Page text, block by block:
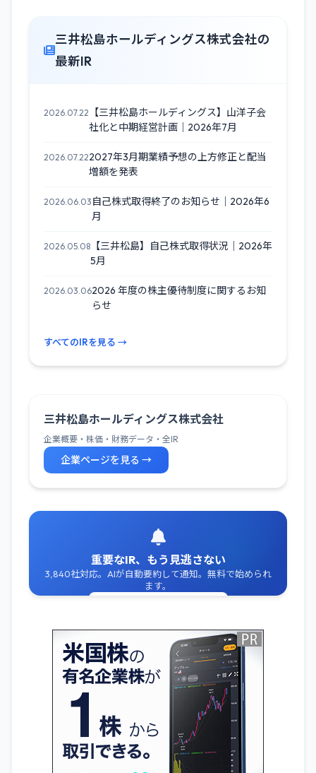
三井松島ホールディングス株式会社の
最新IR
2026.07.22
【三井松島ホールディングス】山洋子会
社化と中期経営計画｜2026年7月
2026.07.222027年3月期業績予想の上方修正と配当
増額を発表
2026.06.03 自己株式取得終了のお知らせ｜2026年6
月
2026.05.08 【三井松島】自己株式取得状況｜2026年
5月
2026.03.062026 年度の株主優待制度に関するお知
らせ
すべてのIRを見る →
三井松島ホールディングス株式会社
企業概要・株価・財務データ・全IR
企業ページを見る →
重要なIR、もう見逃さない
3,840社対応。AIが自動要約して通知。無料で始められ
ます。